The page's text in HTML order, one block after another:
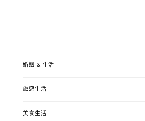
婚姻 & 生活
旅遊生活
美食生活